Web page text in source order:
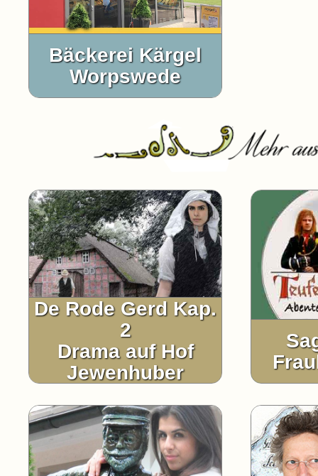
Bäckerei Kärgel
Worpswede
De Rode Gerd Kap.
2
Drama auf Hof
Jewenhuber